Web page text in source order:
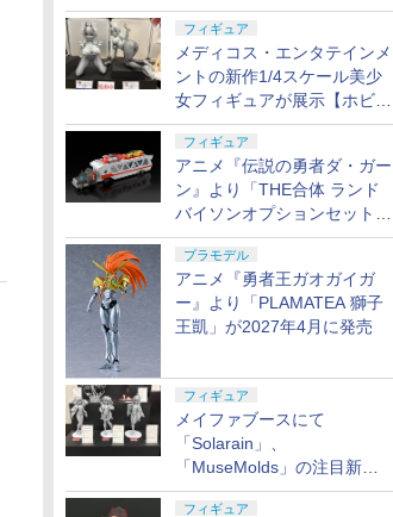
2026」が11月13日より開催
決定
フィギュア
メディコス・エンタテインメ
ントの新作1/4スケール美少
女フィギュアが展示【ホビー
メーカー合同展示会】
フィギュア
アニメ『伝説の勇者ダ・ガー
ン』より「THE合体 ランド
バイソンオプションセット」
が2027年5月に発売
プラモデル
アニメ『勇者王ガオガイガ
ー』より「PLAMATEA 獅子
王凱」が2027年4月に発売
フィギュア
メイファブースにて
「Solarain」、
「MuseMolds」の注目新作
フィギュアが展示【ホビーメ
フィギュア